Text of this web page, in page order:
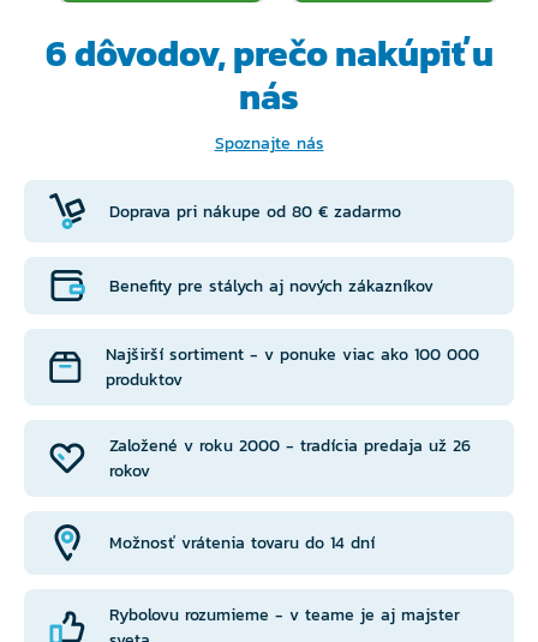
6 dôvodov, prečonakúpiť u
nás
Spoznajte nás
Doprava pri nákupe od 80 € zadarmo
Založené v roku 2000 - tradícia predaja už 26
rokov
Benefity pre stálych aj nových zákazníkov
Možnosť vrátenia tovaru do 14 dní
Najširší sortiment - v ponuke viac ako 100 000
produktov
Rybolovu rozumieme - v teame je aj majster